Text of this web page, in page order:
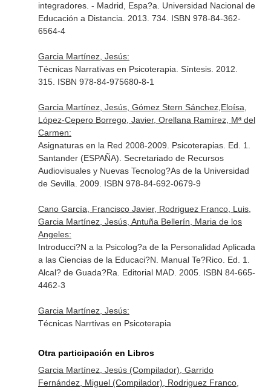
integradores. - Madrid, Espa?a. Universidad Nacional de
Educación a Distancia. 2013. 734. ISBN 978-84-362-
6564-4
Garcia Martínez, Jesús:
Técnicas Narrativas en Psicoterapia. Síntesis. 2012.
315. ISBN 978-84-975680-8-1
Garcia Martínez, Jesús, Gómez Stern Sánchez,Eloísa,
López-Cepero Borrego, Javier, Orellana Ramírez, Mª del
Carmen:
Asignaturas en la Red 2008-2009. Psicoterapias. Ed. 1.
Santander (ESPAÑA). Secretariado de Recursos
Audiovisuales y Nuevas Tecnolog?As de la Universidad
de Sevilla. 2009. ISBN 978-84-692-0679-9
Cano García, Francisco Javier, Rodriguez Franco, Luis,
Garcia Martínez, Jesús, Antuña Bellerín, Maria de los
Angeles:
Introducci?N a la Psicolog?a de la Personalidad Aplicada
a las Ciencias de la Educaci?N. Manual Te?Rico. Ed. 1.
Alcal? de Guada?Ra. Editorial MAD. 2005. ISBN 84-665-
4462-3
Garcia Martínez, Jesús:
Técnicas Narrtivas en Psicoterapia
Otra participación en Libros
Garcia Martínez, Jesús (Compilador), Garrido
Fernández, Miguel (Compilador), Rodriguez Franco,